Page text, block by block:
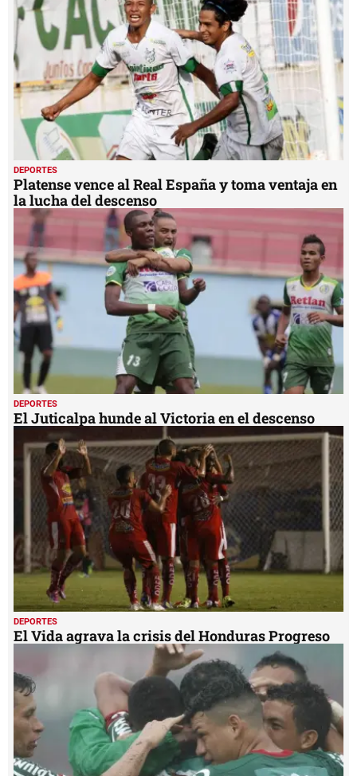
DEPORTES
Platense vence al Real España y toma ventaja en
la lucha del descenso
DEPORTES
El Juticalpa hunde al Victoria en el descenso
DEPORTES
El Vida agrava la crisis del Honduras Progreso